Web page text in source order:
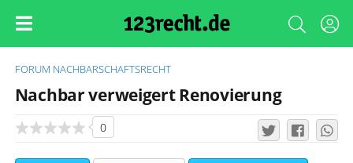
FORUM NACHBARSCHAFTSRECHT
Nachbar verweigert Renovierung
0